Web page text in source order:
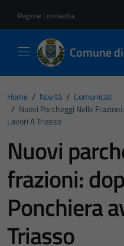
Regione Lombardia
Comune
Home / Novità / Comunicati
/ Nuovi Parcheggi Nelle
Lavori A Triasso
Nuovi
frazioni:
Ponchiera
Triasso